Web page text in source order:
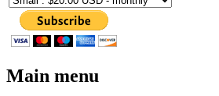
Main menu